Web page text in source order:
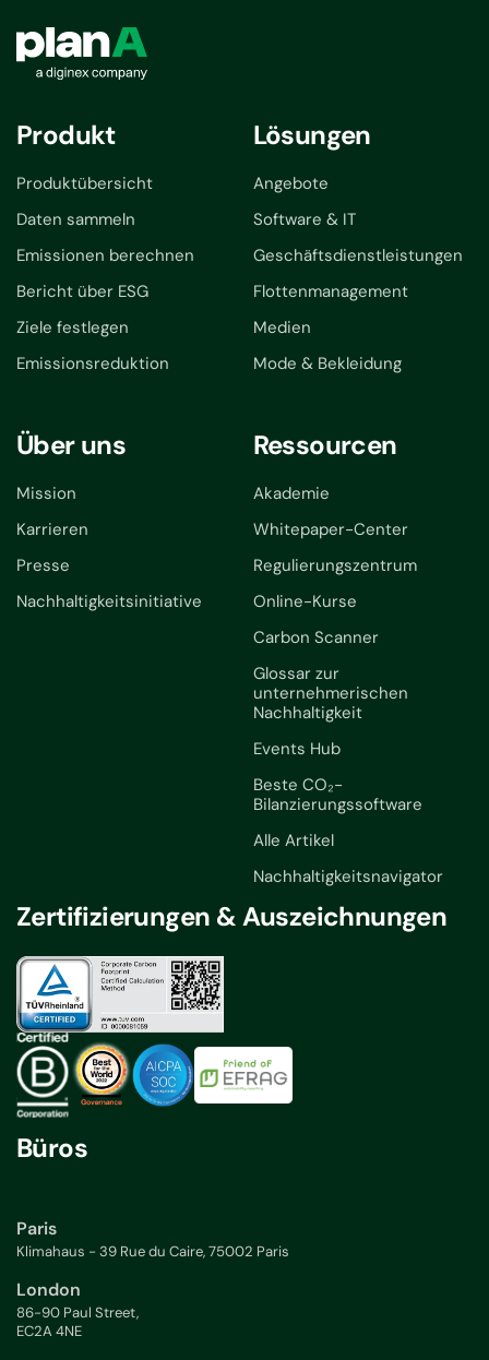
Produkt
Produktübersicht
Daten sammeln
Emissionen berechnen
Bericht über ESG
Ziele festlegen
Emissionsreduktion
Lösungen
Angebote
Software & IT
Geschäftsdienstleistungen
Flottenmanagement
Medien
Mode & Bekleidung
Über uns
Mission
Karrieren
Presse
Nachhaltigkeitsinitiative
Ressourcen
Akademie
Whitepaper-Center
Regulierungszentrum
Online-Kurse
Carbon Scanner
Glossar zur
unternehmerischen
Nachhaltigkeit
Events Hub
Beste CO₂-
Bilanzierungssoftware
Alle Artikel
Nachhaltigkeitsnavigator
Zertifizierungen & Auszeichnungen
Büros
Paris
Klimahaus - 39 Rue du Caire, 75002 Paris
London
86-90 Paul Street,
EC2A 4NE